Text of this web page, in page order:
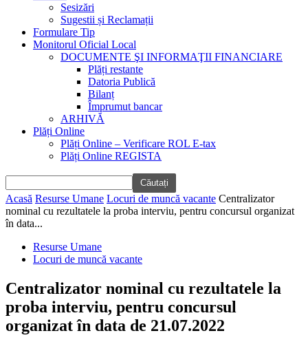
Sesizări
Sugestii și Reclamații
Formulare Tip
Monitorul Oficial Local
DOCUMENTE ŞI INFORMAŢII FINANCIARE
Plăți restante
Datoria Publică
Bilanț
Împrumut bancar
ARHIVĂ
Plăți Online
Plăți Online – Verificare ROL E-tax
Plăți Online REGISTA
Acasă Resurse Umane Locuri de muncă vacante Centralizator
nominal cu rezultatele la proba interviu, pentru concursul organizat
în data...
Resurse Umane
Locuri de muncă vacante
Centralizator nominal cu rezultatele la
proba interviu, pentru concursul
organizat în data de 21.07.2022